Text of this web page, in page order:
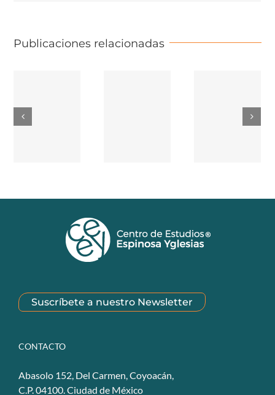
Publicaciones relacionadas
Suscríbete a nuestro Newsletter
CONTACTO
Abasolo 152, Del Carmen, Coyoacán,
C.P. 04100. Ciudad de México